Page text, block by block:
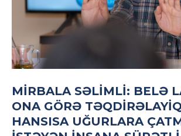
MIRBALA SƏLIMLI: BELƏ
ONA GÖRƏ
HANSISA UĞURLARA